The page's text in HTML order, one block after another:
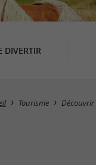
DIVERTIR
Tourisme Découvrir